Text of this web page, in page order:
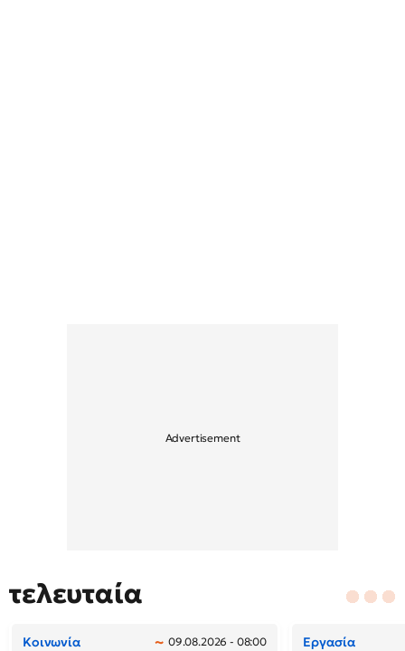
τελευταία
Κοινωνία 09.08.2026 - 08:00 Εργασία